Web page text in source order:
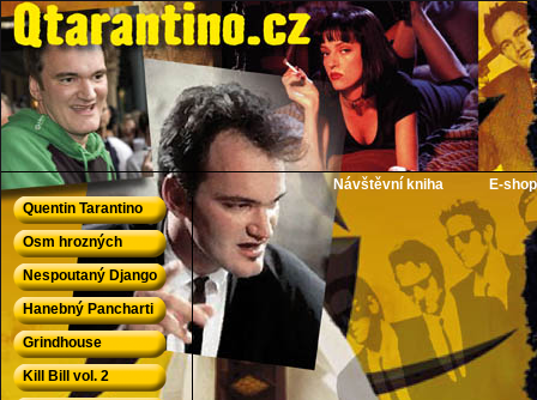
QTarantino.cz - Quentin Tarantino
Návštěvní kniha
E-shop
Quentin Tarantino
Osm hrozných
Nespoutaný Django
Hanebný Pancharti
Grindhouse
Kill Bill vol. 2